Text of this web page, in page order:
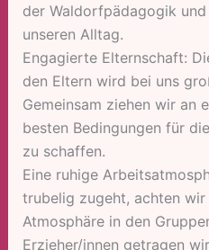
der Waldorfpädagogik
unseren Alltag.
Engagierte Elternschaft:
den Eltern wird bei uns
Gemeinsam ziehen wir an
besten Bedingungen für
zu schaffen.
Eine ruhige
trubelig zugeht, achten wir
Atmosphäre in den
Erzieher/innen getragen